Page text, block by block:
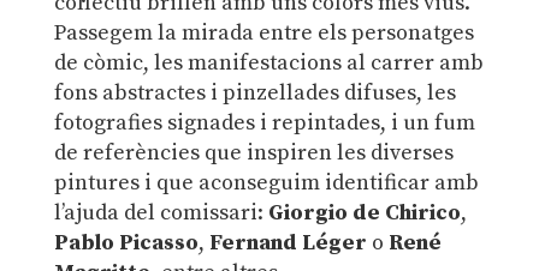
Passegem la mirada entre els personatges
de còmic, les manifestacions al carrer amb
fons abstractes i pinzellades difuses, les
fotografies signades i repintades, i un fum
de referències que inspiren les diverses
pintures i que aconseguim identificar amb
l’ajuda del comissari: Giorgio de Chirico,
Pablo Picasso, Fernand Léger o René